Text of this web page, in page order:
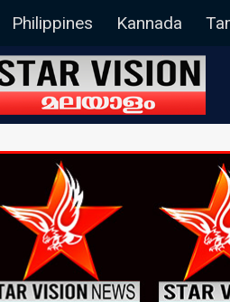
Philippines Kannada